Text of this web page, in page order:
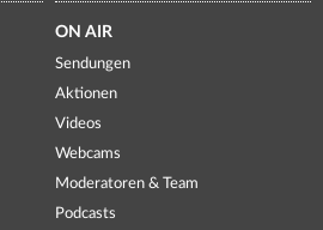
ON AIR
Sendungen
Aktionen
Videos
Webcams
Moderatoren & Team
Podcasts